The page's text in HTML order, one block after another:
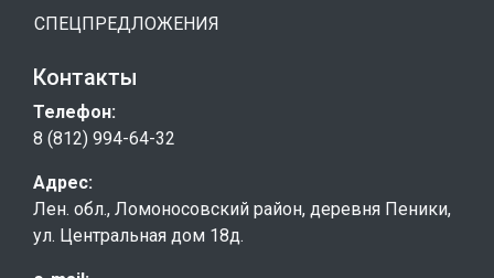
СПЕЦПРЕДЛОЖЕНИЯ
Контакты
Телефон:
8 (812) 994-64-32
Адрес:
Лен. обл., Ломоносовский район, деревня Пеники,
ул. Центральная дом 18д.